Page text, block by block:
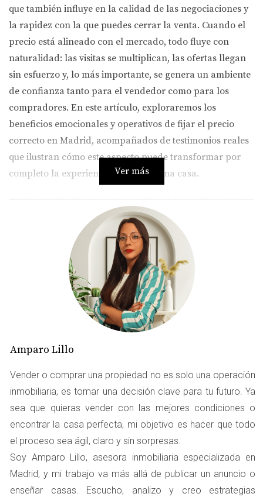
que también influye en la calidad de las negociaciones y
la rapidez con la que puedes cerrar la venta. Cuando el
precio está alineado con el mercado, todo fluye con
naturalidad: las visitas se multiplican, las ofertas llegan
sin esfuerzo y, lo más importante, se genera un ambiente
de confianza tanto para el vendedor como para los
compradores. En este artículo, exploraremos los
beneficios emocionales y operativos de fijar el precio
correcto en Madrid, acompañados de testimonios reales
que ilustran cómo este aspecto puede transformar por
completo la experiencia de vender una casa.
BENEFICIOS EMOCIONALES DE
ACERTAR EN EL PRECIO
Cuando se establece un precio justo y competitivo, los
propietarios experimentan una serie de beneficios
emocionales que pueden cambiar su perspectiva sobre la
venta. Estos incluyen:
Reducción del estrés:Un precio adecuado significa
menos incertidumbre y ansiedad durante el
Aumento de la confianza:Saber que has hecho tu
tarea y fijado un precio justo te permite negociar
con seguridad.
Mejor relación con los compradores: Los
compradores son más receptivos cuando sienten
que están obteniendo un trato justo.
Sentimiento de logro:
Vender rápidamente a un
buen precio proporciona una sensación de éxito y
satisfacción personal.
La correcta fijación del precio no solo afecta al aspecto
Ver más
Amparo Lillo
Vender o comprar una propiedad no es solo una operación
inmobiliaria, es tomar una decisión clave para tu futuro. Ya
sea que quieras vender con las mejores condiciones o
encontrar la casa perfecta, mi objetivo es hacer que todo
el proceso sea ágil, claro y sin sorpresas.
Soy Amparo Lillo, asesora inmobiliaria especializada en
Madrid, y mi trabajo va más allá de publicar un anuncio o
enseñar casas. Escucho, analizo y creo estrategias